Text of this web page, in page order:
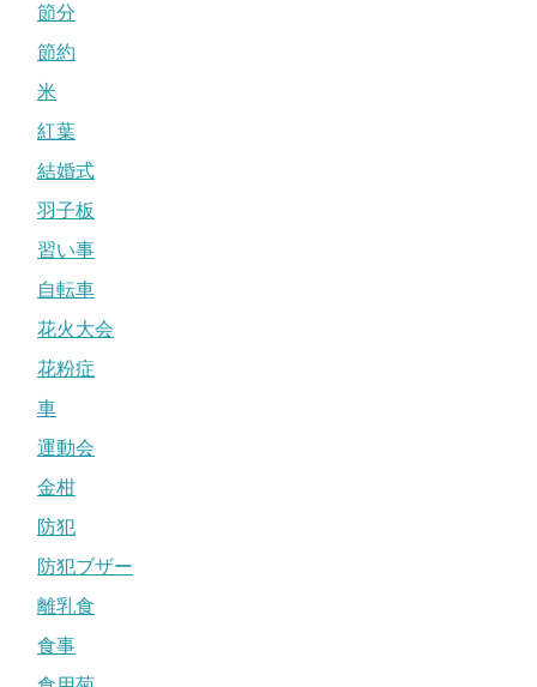
節分
節約
米
紅葉
結婚式
羽子板
習い事
自転車
花火大会
花粉症
車
運動会
金柑
防犯
防犯ブザー
離乳食
食事